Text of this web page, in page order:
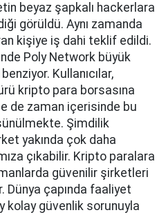
beyaz şapkalı hackerlara
görüldü. Aynı zamanda
kişiye iş dahi teklif edildi.
Poly Network büyük
Kullanıcılar,
kripto para borsasına
de zaman içerisinde bu
Şimdilik
yakında çok daha
çıkabilir. Kripto paralara
güvenilir şirketleri
çapında faaliyet
kolay güvenlik sorunuyla